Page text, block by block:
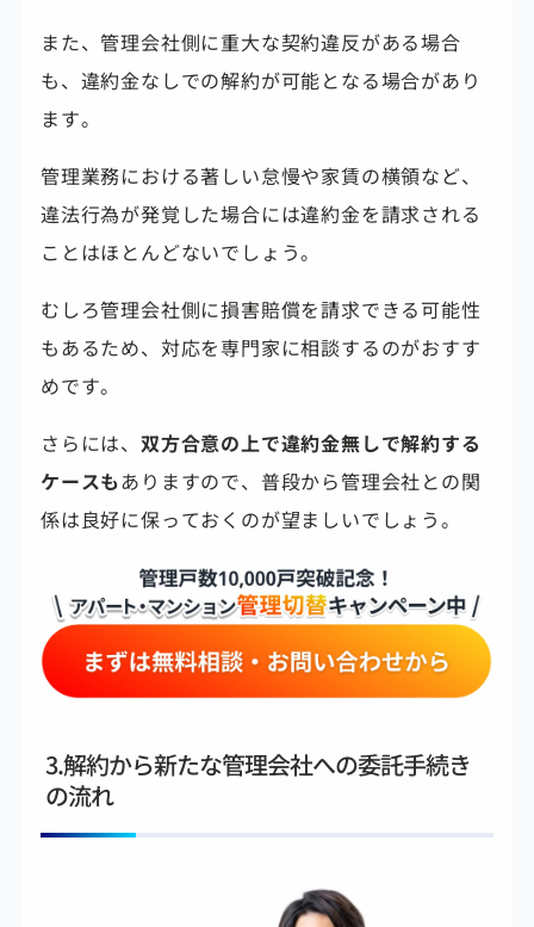
また、管理会社側に重大な契約違反がある場合
も、違約金なしでの解約が可能となる場合があり
ます。
管理業務における著しい怠慢や家賃の横領など、
違法行為が発覚した場合には違約金を請求される
ことはほとんどないでしょう。
むしろ管理会社側に損害賠償を請求できる可能性
もあるため、対応を専門家に相談するのがおすす
めです。
さらには、 双方合意の上で違約金無しで解約する
ケースもありますので、普段から管理会社との関
係は良好に保っておくのが望ましいでしょう。
3.解約から新たな管理会社への委託手続き
の流れ